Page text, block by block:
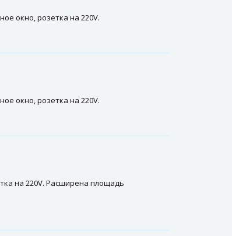
окно, розетка на 220V.
окно, розетка на 220V.
на 220V. Расширена площадь